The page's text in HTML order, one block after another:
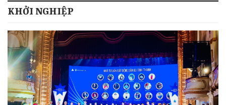
KHỞI NGHIỆP